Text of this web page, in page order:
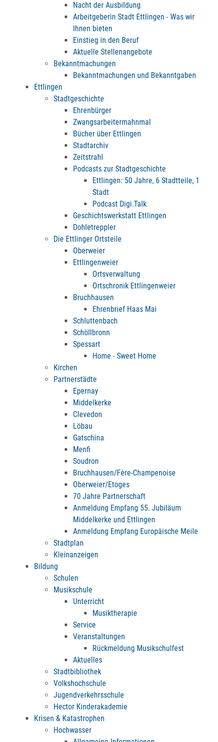
Nacht der Ausbildung
Arbeitgeberin Stadt Ettlingen - Was wir
Ihnen bieten
Einstieg in den Beruf
Aktuelle Stellenangebote
Bekanntmachungen
Bekanntmachungen und Bekanntgaben
Ettlingen
Stadtgeschichte
Ehrenbürger
Zwangsarbeitermahnmal
Bücher über Ettlingen
Stadtarchiv
Zeitstrahl
Podcasts zur Stadtgeschichte
Ettlingen: 50 Jahre, 6 Stadtteile, 1
Stadt
Podcast Digi.Talk
Geschichtswerkstatt Ettlingen
Dohletreppler
Die Ettlinger Ortsteile
Oberweier
Ettlingenweier
Ortsverwaltung
Ortschronik Ettlingenweier
Bruchhausen
Ehrenbrief Haas Mai
Schluttenbach
Schöllbronn
Spessart
Home - Sweet Home
Kirchen
Partnerstädte
Epernay
Middelkerke
Clevedon
Löbau
Gatschina
Menfi
Soudron
Bruchhausen/Fère-Champenoise
Oberweier/Etoges
70 Jahre Partnerschaft
Anmeldung Empfang 55. Jubiläum
Middelkerke und Ettlingen
Anmeldung Empfang Europäische Meile
Stadtplan
Kleinanzeigen
Bildung
Schulen
Musikschule
Unterricht
Musiktherapie
Service
Veranstaltungen
Rückmeldung Musikschulfest
Aktuelles
Stadtbibliothek
Volkshochschule
Jugendverkehrsschule
Hector Kinderakademie
Krisen & Katastrophen
Hochwasser